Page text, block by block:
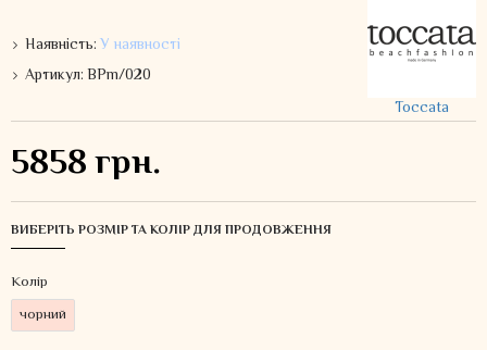
Наявність:У наявності
Артикул:BPm/020
Toccata
5858 грн.
ВИБЕРІТЬ РОЗМІР ТА КОЛІР ДЛЯ ПРОДОВЖЕННЯ
Колiр
чорний